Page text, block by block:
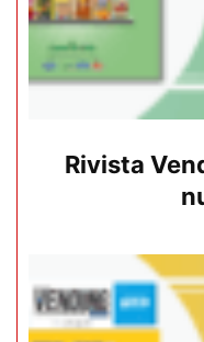
Rivista